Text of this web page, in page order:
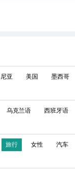
亚 美国 墨西哥
乌克兰语 西班牙语
旅行 女性 汽车